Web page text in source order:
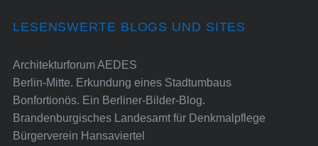
LESENSWERTE BLOGS UND SITES
Architekturforum AEDES
Berlin-Mitte. Erkundung eines Stadtumbaus
Bonfortionös. Ein Berliner-Bilder-Blog.
Brandenburgisches Landesamt für Denkmalpflege
Bürgerverein Hansaviertel